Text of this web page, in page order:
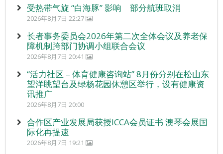
受热带气旋 “白海豚” 影响 部分航班取消
2026年8月7日 22:27
长者事务委员会2026年第二次全体会议及养老保
障机制跨部门协调小组联合会议
2026年8月7日 20:41
“活力社区 – 体育健康咨询站” 8月份分别在松山东
望洋眺望台及绿杨花园休憩区举行，设有健康资
讯推广
2026年8月7日 20:00
合作区产业发展局获授ICCA会员证书 澳琴会展国
际化再提速
2026年8月7日 19:21